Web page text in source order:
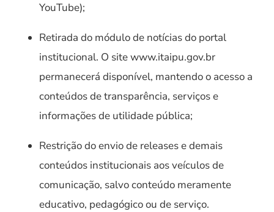
YouTube);
Retirada do módulo de notícias do portal
institucional. O site www.itaipu.gov.br
permanecerá disponível, mantendo o acesso a
conteúdos de transparência, serviços e
informações de utilidade pública;
Restrição do envio de releases e demais
conteúdos institucionais aos veículos de
comunicação, salvo conteúdo meramente
educativo, pedagógico ou de serviço.